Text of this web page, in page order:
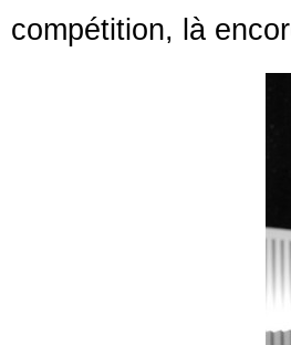
compétition, là